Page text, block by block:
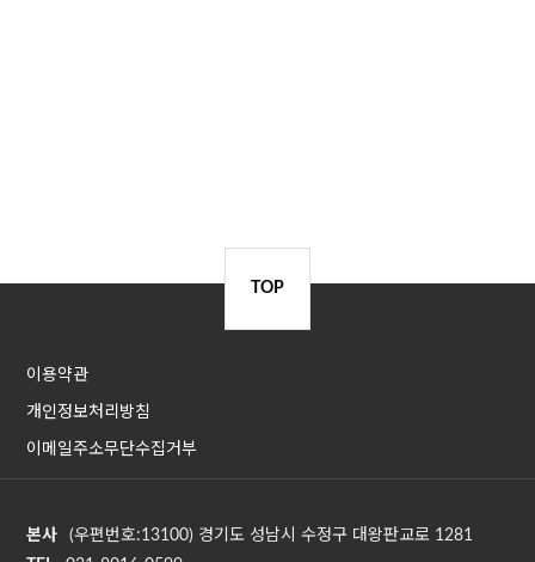
TOP
이용약관
개인정보처리방침
이메일주소무단수집거부
본사
(우편번호:13100) 경기도 성남시 수정구 대왕판교로 1281